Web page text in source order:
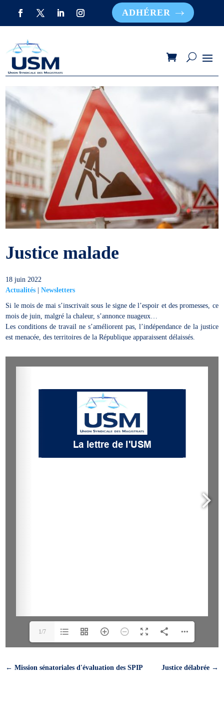
ADHÉRER
Justice malade
18 juin 2022
Actualités |Newsletters
Si le mois de mai s’inscrivait sous le signe de l’espoir et des promesses, ce
mois de juin, malgré la chaleur, s’annonce nuageux…
Les conditions de travail ne s’améliorent pas, l’indépendance de la justice
est menacée, des territoires de la République apparaissent délaissés.
1/7
←Mission sénatoriales d'évaluation des SPIP Justice délabrée→